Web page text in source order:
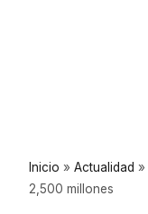
Inicio » Actualidad »
2,500 millones